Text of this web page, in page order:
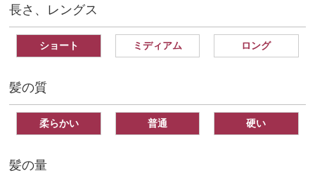
長さ、レングス
ショート ミディアム ロング
髪の質
柔らかい 普通 硬い
髪の量